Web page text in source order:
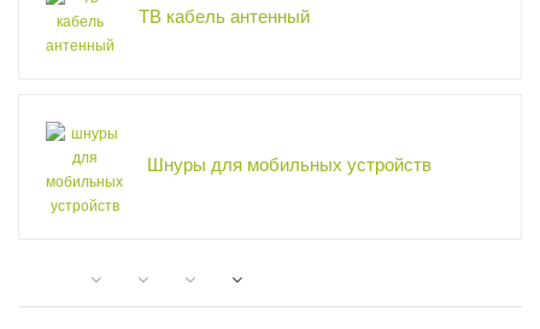
ТВ кабель антенный
Шнуры для мобильных устройств